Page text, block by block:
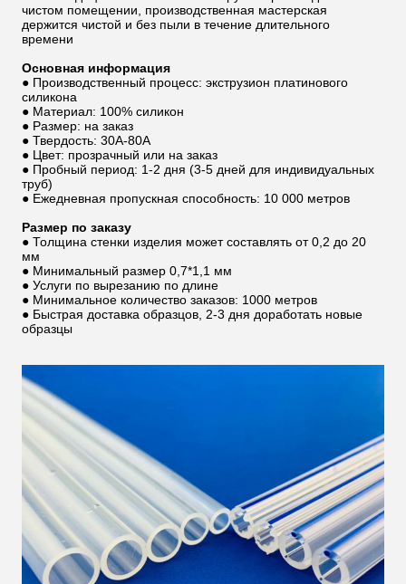
чистом помещении, производственная мастерская
держится чистой и без пыли в течение длительного
времени
Основная информация
● Производственный процесс: экструзион платинового
силикона
● Материал: 100% силикон
● Размер: на заказ
● Твердость: 30А-80А
● Цвет: прозрачный или на заказ
● Пробный период: 1-2 дня (3-5 дней для индивидуальных
труб)
● Ежедневная пропускная способность: 10 000 метров
Размер по заказу
● Толщина стенки изделия может составлять от 0,2 до 20
мм
● Минимальный размер 0,7*1,1 мм
● Услуги по вырезанию по длине
● Минимальное количество заказов: 1000 метров
● Быстрая доставка образцов, 2-3 дня доработать новые
образцы